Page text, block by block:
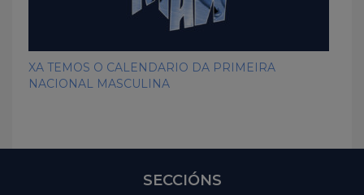
XA TEMOS O CALENDARIO DA PRIMEIRA
NACIONAL MASCULINA
SECCIÓNS